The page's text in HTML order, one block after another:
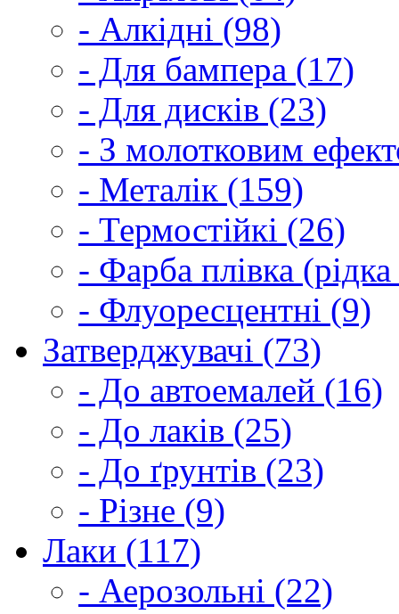
- Алкідні (98)
- Для бампера (17)
- Для дисків (23)
- З молотковим
- Металік (159)
- Термостійкі (26)
- Фарба плівка
- Флуоресцентні (9)
Затверджувачі (73)
- До автоемалей (16)
- До лаків (25)
- До ґрунтів (23)
- Різне (9)
Лаки (117)
- Аерозольні (22)